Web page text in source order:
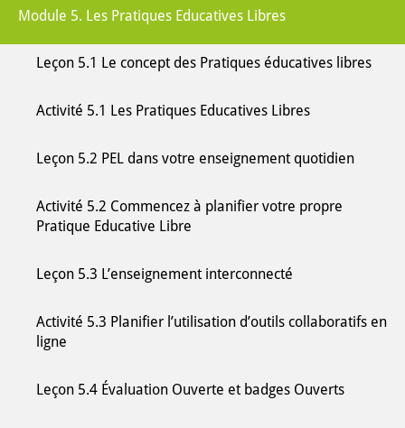
Module 5. Les Pratiques Educatives Libres
Leçon 5.1 Le concept des Pratiques éducatives libres
Activité 5.1 Les Pratiques Educatives Libres
Leçon 5.2 PEL dans votre enseignement quotidien
Activité 5.2 Commencez à planifier votre propre
Pratique Educative Libre
Leçon 5.3 L’enseignement interconnecté
Activité 5.3 Planifier l’utilisation d’outils collaboratifs en
ligne
Leçon 5.4 Évaluation Ouverte et badges Ouverts